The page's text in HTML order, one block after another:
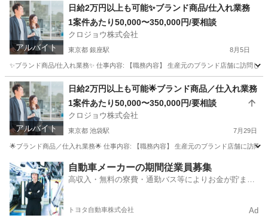
アルバイト
日給2万円以上も可能✨ブランド商品/仕入れ業務
1案件あたり50,000〜350,000円/要相談
クロジョウ株式会社
東京都 銀座駅 8月5日
✨ブランド商品/仕入れ業務✨ 仕事内容: 【職務内容】 生産元のブランド店舗に訪問
東京 中央区 銀座駅 その他 仕入れ
アルバイト
日給2万円以上も可能🌟ブランド商品／仕入れ業務
1案件あたり50,000〜350,000円/要相談
クロジョウ株式会社
東京都 池袋駅 7月29日
🌟ブランド商品／仕入れ業務🌟 仕事内容: 【職務内容】 生産元のブランド店舗に訪
東京 豊島区 池袋駅 その他 仕入れ
自動車メーカーの期間従業員募集
高収入・無料の寮費・通勤バス等によりお金が貯まり
トヨタ自動車株式会社 Ad